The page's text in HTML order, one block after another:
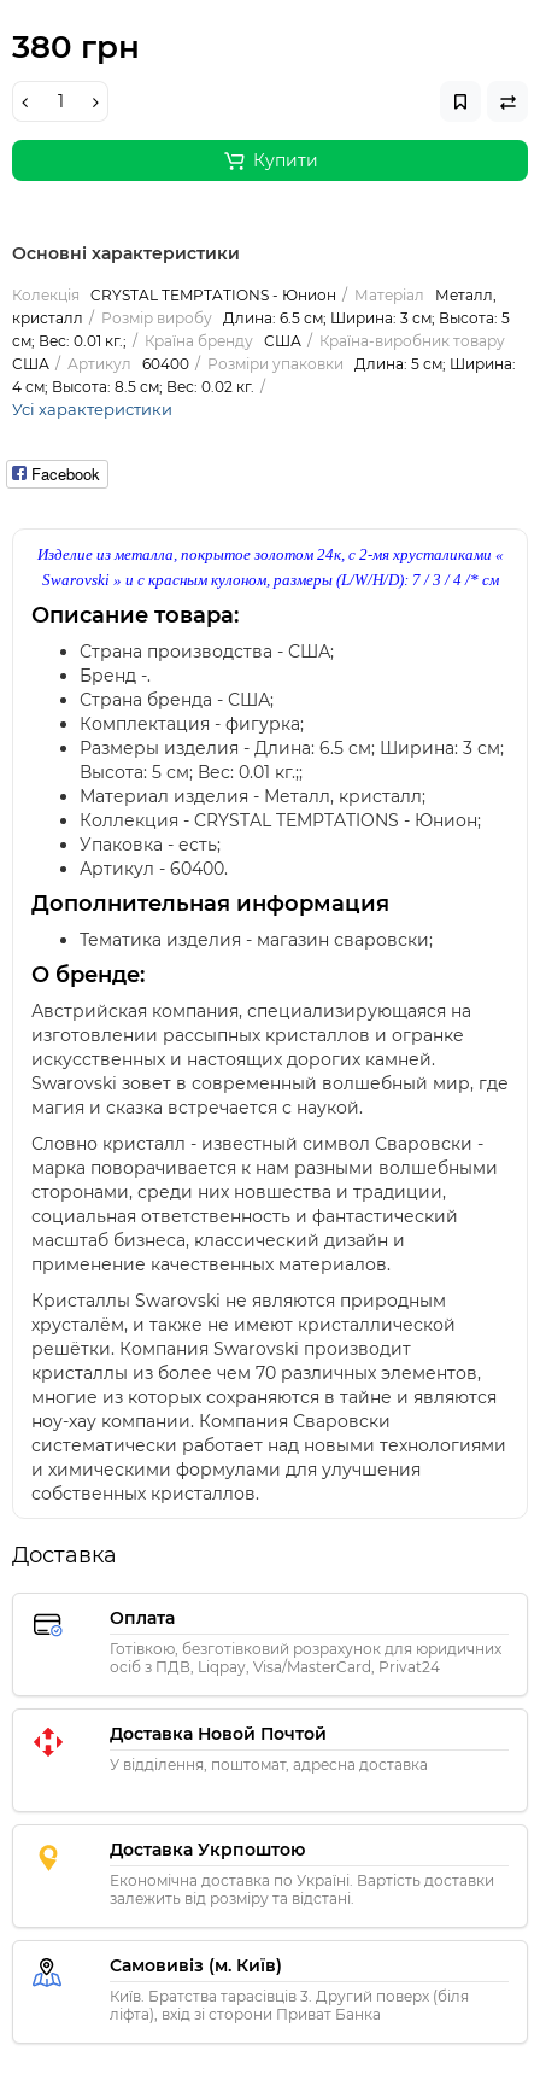
380 грн
Купити
Основні характеристики
Колекція CRYSTAL TEMPTATIONS - Юнион Матеріал
Металл,
кристалл
Розмір виробу Длина: 6.5 см; Ширина: 3 см; Высота: 5
см; Вес: 0.01 кг.;
Країна бренду США
Країна-виробник товару
США
Артикул 60400 Розміри упаковки
Длина: 5 см; Ширина:
4 см; Высота: 8.5 см; Вес: 0.02 кг.
Усі характеристики
Facebook
Изделие из металла, покрытое золотом 24к, с 2-мя хрусталиками «
Swarovski » и с красным кулоном, размеры (L/W/H/D): 7 / 3 / 4 /* см
Описание товара:
Страна производства - США;
Бренд -.
Страна бренда - США;
Комплектация - фигурка;
Размеры изделия - Длина: 6.5 см; Ширина: 3 см;
Высота: 5 см; Вес: 0.01 кг.;;
Материал изделия - Металл, кристалл;
Коллекция - CRYSTAL TEMPTATIONS - Юнион;
Упаковка - есть;
Артикул - 60400.
Дополнительная информация
Тематика изделия - магазин сваровски;
О бренде:
Австрийская компания, специализирующаяся на
изготовлении рассыпных кристаллов и огранке
искусственных и настоящих дорогих камней.
Swarovski зовет в современный волшебный мир, где
магия и сказка встречается с наукой.
Словно кристалл - известный символ Сваровски -
марка поворачивается к нам разными волшебными
сторонами, среди них новшества и традиции,
социальная ответственность и фантастический
масштаб бизнеса, классический дизайн и
применение качественных материалов.
Кристаллы Swarovski не являются природным
хрусталём, и также не имеют кристаллической
решётки. Компания Swarovski производит
кристаллы из более чем 70 различных элементов,
многие из которых сохраняются в тайне и являются
ноу-хау компании. Компания Сваровски
систематически работает над новыми технологиями
и химическими формулами для улучшения
собственных кристаллов.
Доставка
Оплата
Готівкою, безготівковий розрахунок для юридичних
осіб з ПДВ, Liqpay, Visa/MasterCard, Privat24
Доставка Новой Почтой
У відділення, поштомат, адресна доставка
Доставка Укрпоштою
Економічна доставка по Україні. Вартість доставки
залежить від розміру та відстані.
Самовивіз (м. Київ)
Київ. Братства тарасівців 3. Другий поверх (біля
ліфта), вхід зі сторони Приват Банка